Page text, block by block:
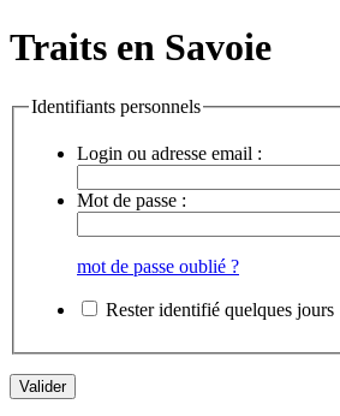
Traits en Savoie
Identifiants personnels
Login ou adresse email :
Mot de passe :
mot de passe oublié ?
Rester identifié quelques jours